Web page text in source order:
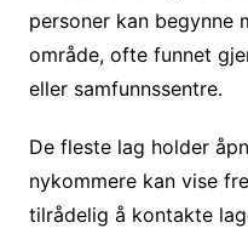
personer kan begynne
område, ofte funnet
eller samfunnssentre.
De fleste lag holder
nykommere kan vise
tilrådelig å kontakte